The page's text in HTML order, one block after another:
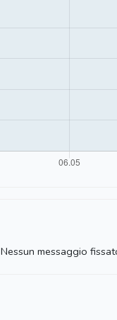
Nessun messaggio